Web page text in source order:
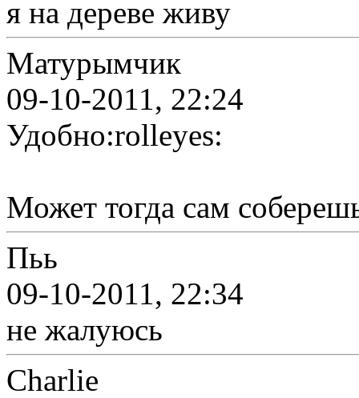
я на дереве живу
Матурымчик
09-10-2011, 22:24
Удобно:rolleyes:
Может тогда сам
Пьь
09-10-2011, 22:34
не жалуюсь
Charlie